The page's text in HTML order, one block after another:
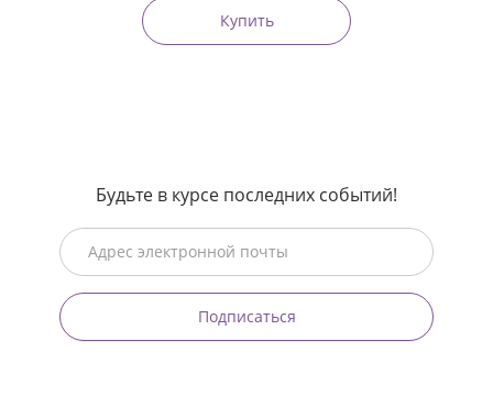
Купить
Будьте в курсе последних событий!
Подписаться